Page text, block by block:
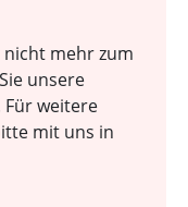
mehr zum
unsere
weitere
mit uns in